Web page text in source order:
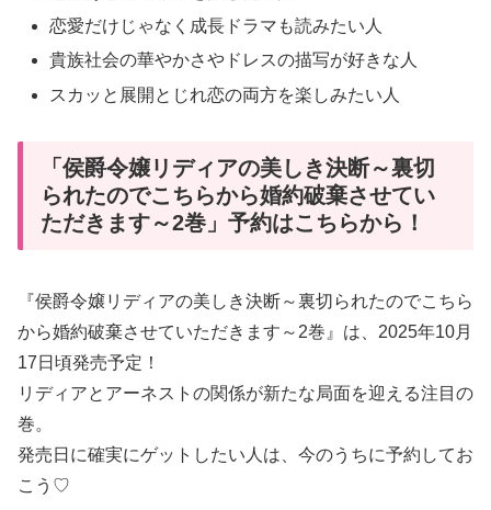
恋愛だけじゃなく成長ドラマも読みたい人
貴族社会の華やかさやドレスの描写が好きな人
スカッと展開とじれ恋の両方を楽しみたい人
「侯爵令嬢リディアの美しき決断～裏切
られたのでこちらから婚約破棄させてい
ただきます～2巻」予約はこちらから！
『侯爵令嬢リディアの美しき決断～裏切られたのでこちら
から婚約破棄させていただきます～2巻』は、2025年10月
17日頃発売予定！
リディアとアーネストの関係が新たな局面を迎える注目の
巻。
発売日に確実にゲットしたい人は、今のうちに予約してお
こう♡